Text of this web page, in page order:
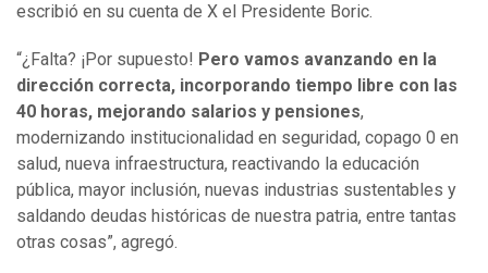
escribió en su cuenta de X el Presidente Boric.
“¿Falta? ¡Por supuesto! Pero vamos avanzando en la
dirección correcta, incorporando tiempo libre con las
40 horas, mejorando salarios y pensiones,
modernizando institucionalidad en seguridad, copago 0 en
salud, nueva infraestructura, reactivando la educación
pública, mayor inclusión, nuevas industrias sustentables y
saldando deudas históricas de nuestra patria, entre tantas
otras cosas”, agregó.